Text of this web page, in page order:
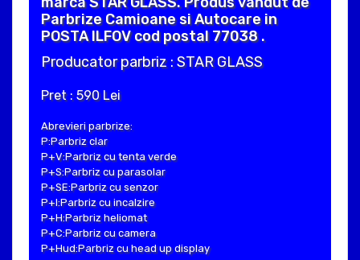
Parbrize Camioane si Autocare in
POSTA ILFOV cod postal 77038 .
Producator parbriz : STAR GLASS
Pret : 590 Lei
Abrevieri parbrize:
P:Parbriz clar
P+V:Parbriz cu tenta verde
P+S:Parbriz cu parasolar
P+SE:Parbriz cu senzor
P+I:Parbriz cu incalzire
P+H:Parbriz heliomat
P+C:Parbriz cu camera
P+Hud:Parbriz cu head up display